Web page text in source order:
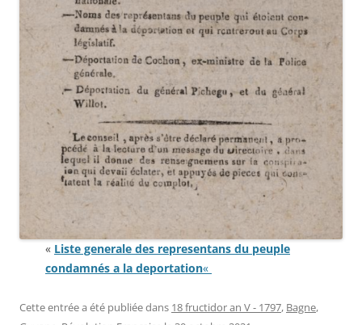
« Liste generale des representans du peuple
condamnés a la deportation«
Cette entrée a été publiée dans 18 fructidor an V - 1797, Bagne,